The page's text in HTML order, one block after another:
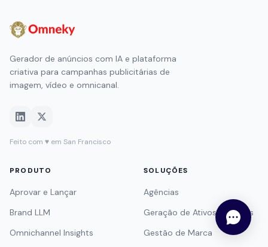
Feito com ♥ em San Francisco
Aprovar e Lançar
Brand LLM
RECURSOS
Biblioteca de Anúncios
CANAIS
Google Ads